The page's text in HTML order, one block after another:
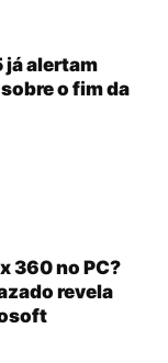
já alertam
o fim da
360 no PC?
revela